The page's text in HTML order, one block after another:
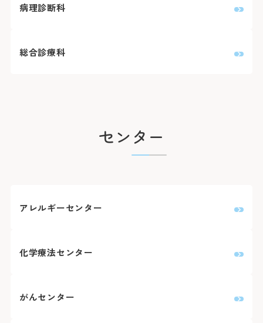
病理診断科
総合診療科
センター
アレルギーセンター
化学療法センター
がんセンター